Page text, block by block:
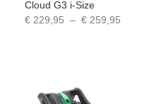
Cloud G3 i-Size
€ 229,95 – € 259,95